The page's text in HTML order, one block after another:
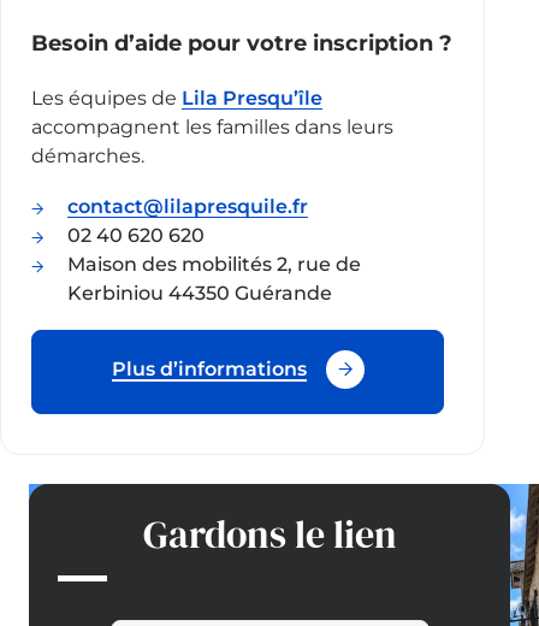
Besoin d’aide pour votre inscription ?
Les équipes de Lila Presqu’île
accompagnent les familles dans leurs
démarches.
contact@lilapresquile.fr
02 40 620 620
Maison des mobilités 2, rue de
Kerbiniou 44350 Guérande
Plus d’informations
Gardons le lien